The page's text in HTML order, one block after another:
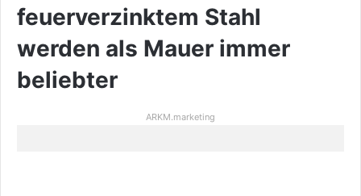
feuerverzinktem Stahl
werden als Mauer immer
beliebter
ARKM.marketing